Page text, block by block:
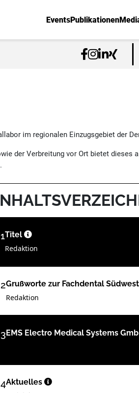
EventsPublikationen
im regionalen Einzugsgebiet der
der Verbreitung vor Ort bietet dieses
1Titel
Redaktion
2Grußworte zur Fachdental
Redaktion
3EMS Electro Medical Systems
4Aktuelles